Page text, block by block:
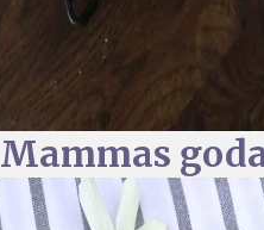
Mammas